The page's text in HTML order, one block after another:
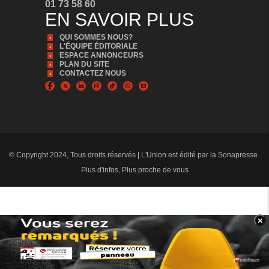
BANNER_BAS
×
01 73 58 60
EN SAVOIR PLUS
QUI SOMMES NOUS?
L'ÉQUIPE ÉDITORIALE
ESPACE ANNONCEURS
PLAN DU SITE
CONTACTEZ NOUS
© Copyright 2024, Tous droits réservés | L'Union est édité par la Sonapresse
Plus d'infos, Plus proche de vous